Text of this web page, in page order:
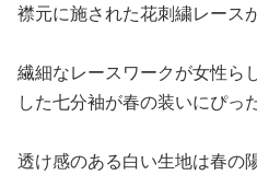
襟元に施された花刺繍レース
繊細なレースワークが女性ら
した七分袖が春の装いにぴっ
透け感のある白い生地は春の